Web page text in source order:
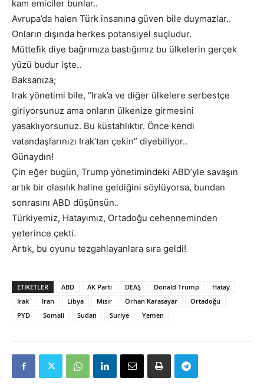
kam emiciler bunlar..
Avrupa’da halen Türk insanına güven bile duymazlar..
Onların dışında herkes potansiyel suçludur.
Müttefik diye bağrımıza bastığımız bu ülkelerin gerçek
yüzü budur işte..
Baksanıza;
Irak yönetimi bile, “Irak’a ve diğer ülkelere serbestçe
giriyorsunuz ama onların ülkenize girmesini
yasaklıyorsunuz. Bu küstahlıktır. Önce kendi
vatandaşlarınızı Irak’tan çekin” diyebiliyor..
Günaydın!
Çin eğer bugün, Trump yönetimindeki ABD’yle savaşın
artık bir olasılık haline geldiğini söylüyorsa, bundan
sonrasını ABD düşünsün..
Türkiyemiz, Hatayımız, Ortadoğu cehenneminden
yeterince çekti.
Artık, bu oyunu tezgahlayanlara sıra geldi!
ETIKETLER ABD AK Parti DEAŞ Donald Trump
Hatay
Irak
İran Libya Mısır Orhan Karasayar
Ortadoğu
PYD
Somali Sudan Suriye Yemen